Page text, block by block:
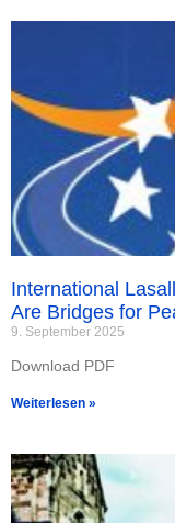
International
Are Bridges for
9. September 2025
Download PDF
Weiterlesen »